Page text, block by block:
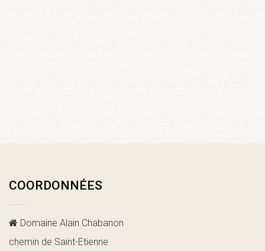
COORDONNÉES
Domaine Alain Chabanon
chemin de Saint-Etienne